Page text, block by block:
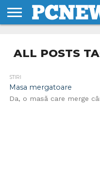
NOI
SI
CONDITII
ALL POSTS
STIRI
Masa mergatoare
Da, o masă care merge